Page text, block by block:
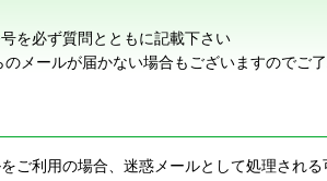
を必ず質問とともに記載下さい
メールが届かない場合もございますのでご
ご利用の場合、迷惑メールとして処理され